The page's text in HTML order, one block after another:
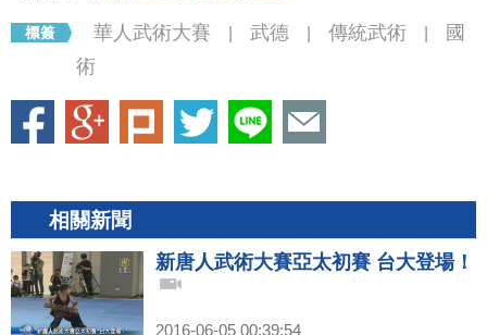
華人武術大賽 武德 傳統武術
國
術
相關新聞
新唐人武術大賽亞太初賽 台大登場！
2016-06-05 00:39:54